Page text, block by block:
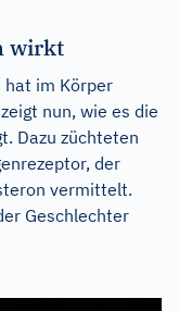
wirkt
hat im Körper
nun, wie es die
Dazu züchteten
der
vermittelt.
Geschlechter